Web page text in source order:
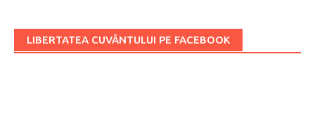
LIBERTATEA CUVÂNTULUI PE FACEBOOK